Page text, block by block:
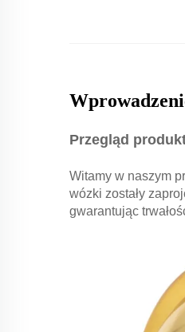
Przegląd
Witamy w naszym
wózki zostały
gwarantując